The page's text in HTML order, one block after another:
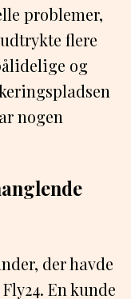
problemer,
flere
og
nogen
der havde
En kunde